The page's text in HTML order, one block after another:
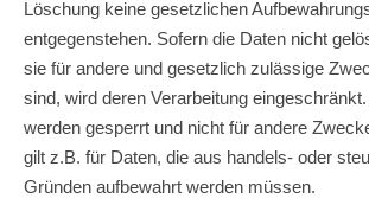
Löschung keine gesetzlichen
entgegenstehen. Sofern die Daten nicht
sie für andere und gesetzlich zulässige
sind, wird deren Verarbeitung
werden gesperrt und nicht für andere
gilt z.B. für Daten, die aus handels- oder
Gründen aufbewahrt werden müssen.